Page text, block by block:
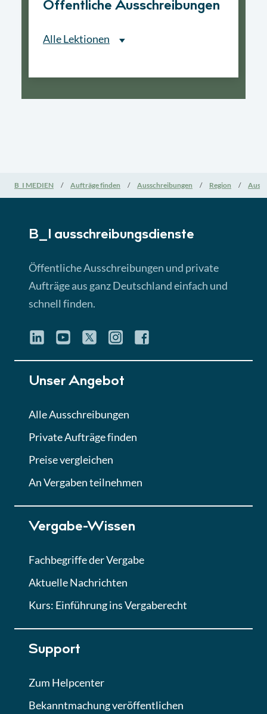
Öffentliche Ausschreibungen
Alle Lektionen
Ablauf eines
Lektion 1
Nationale Verfahrensarten
Lektion 3
► 4:31 Min
Quiz
Eignung im Vergabeverfahren
Lektion 6
Abgabe von Angeboten
Lektion
Lektion 7
Finales Quiz
B_I MEDIEN Aufträge finden Ausschreibungen Region
B_I ausschreibungs­dienste
Öffentliche Ausschreibungen und private
Aufträge aus ganz Deutschland einfach und
schnell finden.
Unser Angebot
Alle Ausschreibungen
Private Aufträge finden
Preise vergleichen
An Vergaben teilnehmen
Vergabe-Wissen
Fachbegriffe der Vergabe
Aktuelle Nachrichten
Kurs: Einführung ins Vergaberecht
Support
Zum Helpcenter
Bekanntmachung veröffentlichen